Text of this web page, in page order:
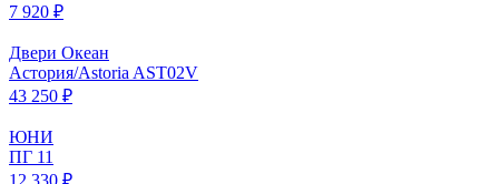
7 920 ₽
Двери Океан
Астория/Astoria AST02V
43 250 ₽
ЮНИ
ПГ 11